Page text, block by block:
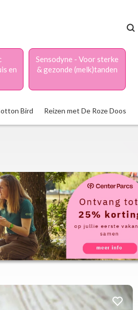
en
Sensodyne - Voor sterke
& gezonde (melk)tanden
Bird Reizen met De Roze Doos